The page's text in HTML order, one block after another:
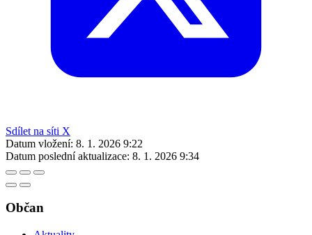
Sdílet na síti X
Datum vložení: 8. 1. 2026 9:22
Datum poslední aktualizace: 8. 1. 2026 9:34
Občan